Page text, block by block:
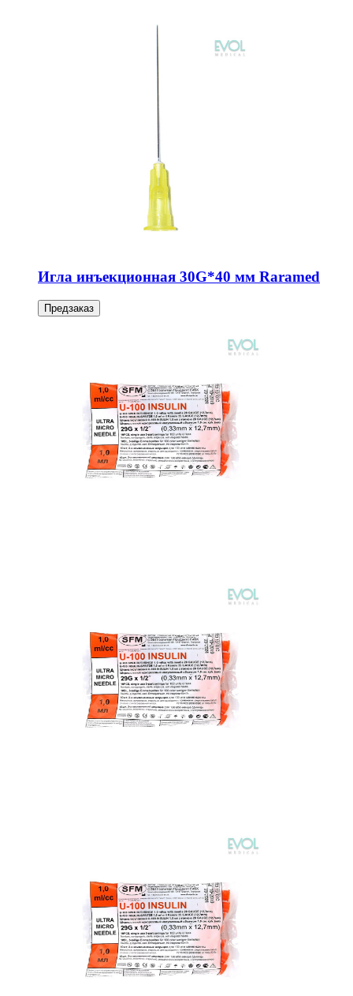
Игла инъекционная 30G*40 мм Raramed
Предзаказ